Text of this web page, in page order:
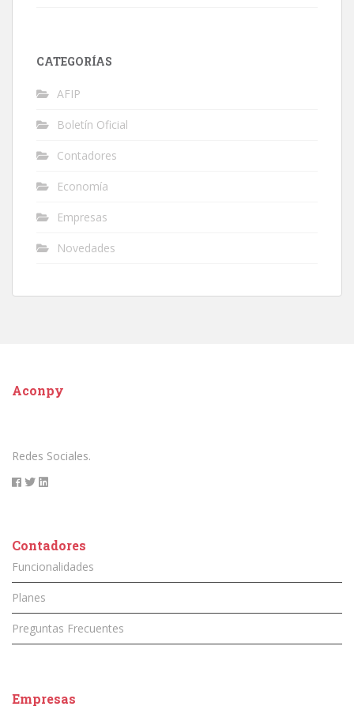
CATEGORÍAS
AFIP
Boletín Oficial
Contadores
Economía
Empresas
Novedades
Aconpy
Redes Sociales.
Contadores
Funcionalidades
Planes
Preguntas Frecuentes
Empresas